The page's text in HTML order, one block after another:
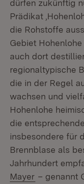
dürfen zukünftig
Prädikat
die Rohstoffe
Gebiet
auch dort
regionaltypische
die in der Regel
wachsen und
Hohenlohe
die
insbesondere für
Brennblase als
Jahrhundert
Mayer (Öffnet in
– genannt